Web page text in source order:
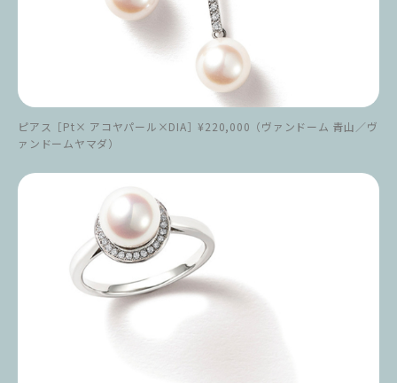
ピアス［Pt× アコヤパール×DIA］¥220,000（ヴァンドーム 青山／ヴ
ァンドームヤマダ）